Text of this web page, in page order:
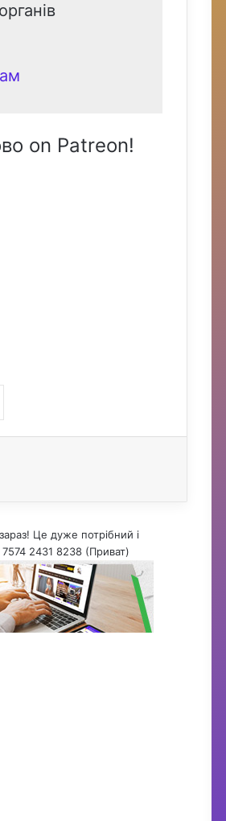
on Patreon!
Це дуже потрібний і
7574 2431 8238 (Приват)